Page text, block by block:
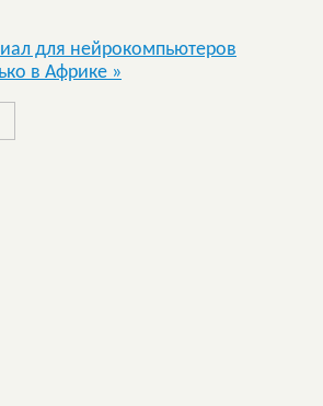
для нейрокомпьютеров
в Африке »